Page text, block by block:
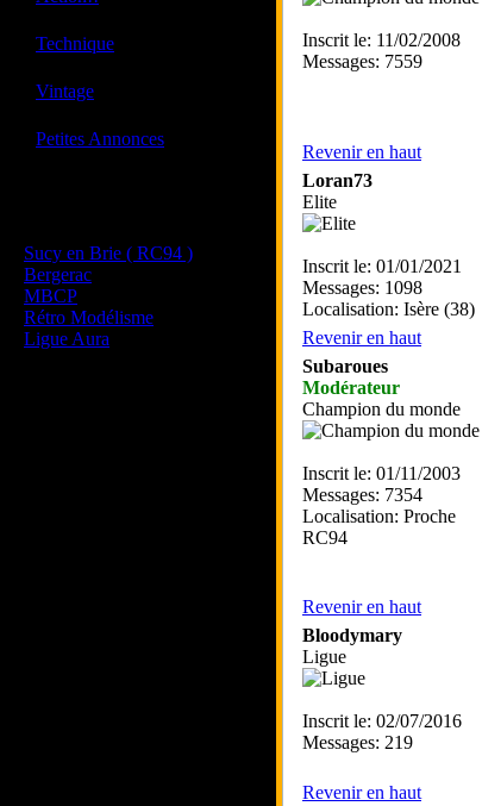
Technique
Vintage
Petites Annonces
Sucy en Brie ( RC94 )
Bergerac
MBCP
Rétro Modélisme
Ligue Aura
Inscrit le: 11/02/2008
Messages: 7559
Revenir en haut
Loran73
Elite
Inscrit le: 01/01/2021
Messages: 1098
Localisation: Isère (38)
Revenir en haut
Subaroues
Modérateur
Champion du monde
Inscrit le: 01/11/2003
Messages: 7354
Localisation: Proche
RC94
Revenir en haut
Bloodymary
Ligue
Inscrit le: 02/07/2016
Messages: 219
Revenir en haut